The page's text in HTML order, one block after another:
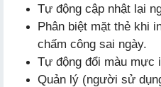
Tự động cập nhật lại
Phân biệt mặt thẻ khi
chấm công sai ngày.
Tự động đổi màu mực
Quản lý (người sử